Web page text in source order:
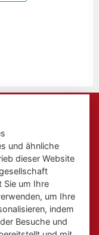
Region
und ähnliche
dieser Website
um Ihre
um Ihre
indem
Besuche und